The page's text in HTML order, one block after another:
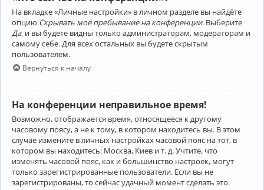
На вкладке «Личные настройки» в личном разделе вы найдёте
опцию Скрывать моё пребывание на конференции. Выберите
Да, и вы будете видны только администраторам, модераторам и
самому себе. Для всех остальных вы будете скрытым
пользователем.
Вернуться к началу
На конференции неправильное время!
Возможно, отображается время, относящееся к другому
часовому поясу, а не к тому, в котором находитесь вы. В этом
случае измените в личных настройках часовой пояс на тот, в
котором вы находитесь: Москва, Киев и т. д. Учтите, что
изменять часовой пояс, как и большинство настроек, могут
только зарегистрированные пользователи. Если вы не
зарегистрированы, то сейчас удачный момент сделать это.